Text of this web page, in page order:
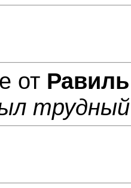
от Равиль